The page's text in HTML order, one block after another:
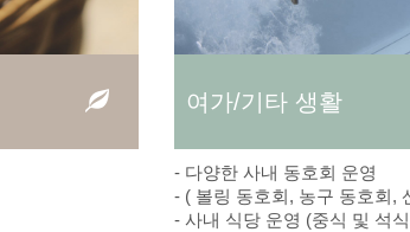
여가/기타 생활
- 다양한 사내 동호회 운영
- ( 볼링 동호회, 농구 동호회,
- 사내 식당 운영 (중식 및 석